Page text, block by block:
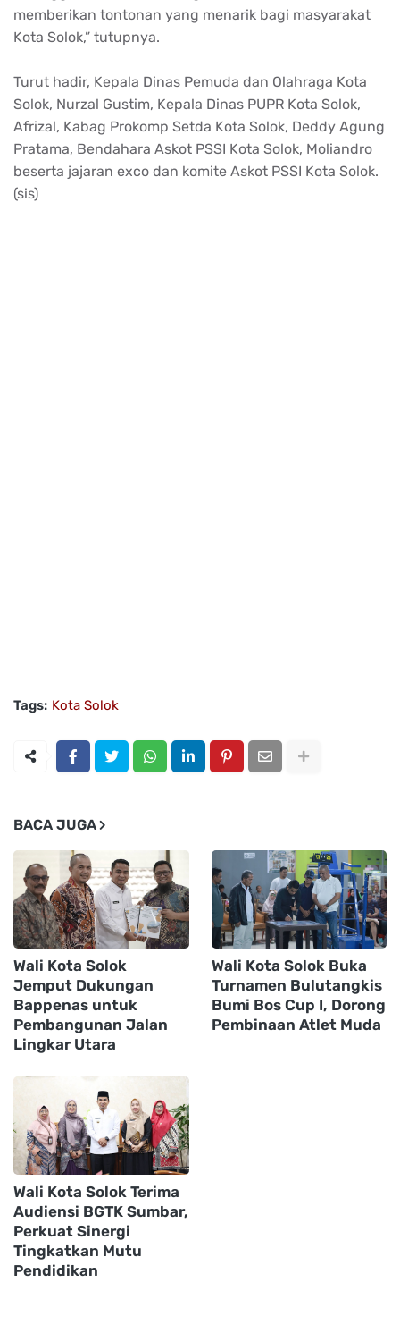
memberikan tontonan yang menarik bagi masyarakat
Kota Solok,” tutupnya.
Turut hadir, Kepala Dinas Pemuda dan Olahraga Kota
Solok, Nurzal Gustim, Kepala Dinas PUPR Kota Solok,
Afrizal, Kabag Prokomp Setda Kota Solok, Deddy Agung
Pratama, Bendahara Askot PSSI Kota Solok, Moliandro
beserta jajaran exco dan komite Askot PSSI Kota Solok.
(sis)
Tags: Kota Solok
BACA JUGA
Wali Kota Solok
Jemput Dukungan
Bappenas untuk
Pembangunan Jalan
Lingkar Utara
Wali Kota Solok Buka
Turnamen Bulutangkis
Bumi Bos Cup I, Dorong
Pembinaan Atlet Muda
Wali Kota Solok Terima
Audiensi BGTK Sumbar,
Perkuat Sinergi
Tingkatkan Mutu
Pendidikan